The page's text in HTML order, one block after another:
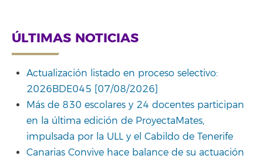
ÚLTIMAS NOTICIAS
Actualización listado en proceso selectivo:
2026BDE045 [07/08/2026]
Más de 830 escolares y 24 docentes participan
en la última edición de ProyectaMates,
impulsada por la ULL y el Cabildo de Tenerife
Canarias Convive hace balance de su actuación